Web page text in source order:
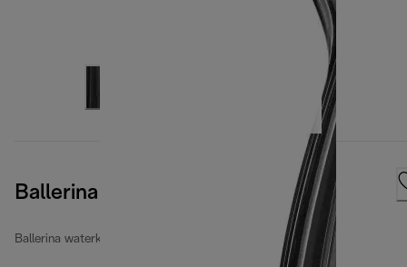
Ballerina Furnace Black
Ballerina waterkokers